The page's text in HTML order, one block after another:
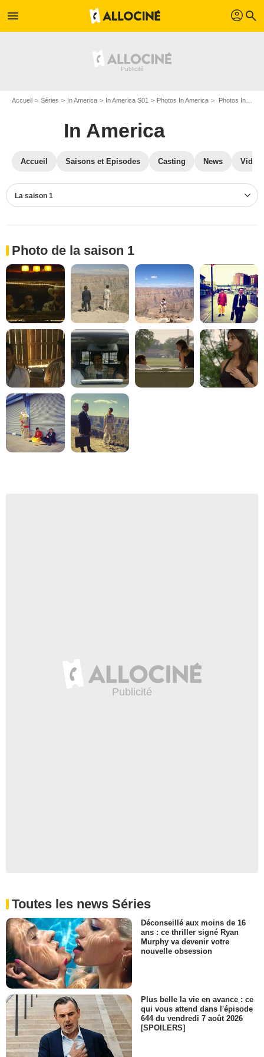
menu profil search
Accueil Séries In America In America S01 Photos In America Photos In America S01
In America
Accueil Saisons et Episodes Casting News
La saison 1
Photo de la saison 1
Toutes les news Séries
Déconseillé aux moins de 16
ans : ce thriller signé Ryan
Murphy va devenir votre
nouvelle obsession
Plus belle la vie en avance : ce
qui vous attend dans l'épisode
644 du vendredi 7 août 2026
[SPOILERS]